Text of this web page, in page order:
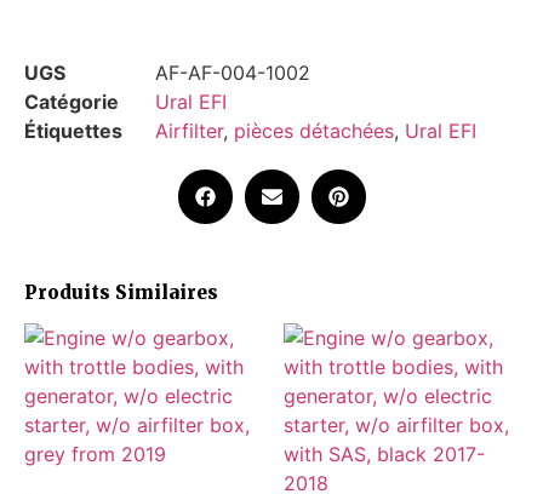
UGS
AF-AF-004-1002
Catégorie
Ural EFI
Étiquettes
Airfilter, pièces détachées, Ural EFI
Produits Similaires